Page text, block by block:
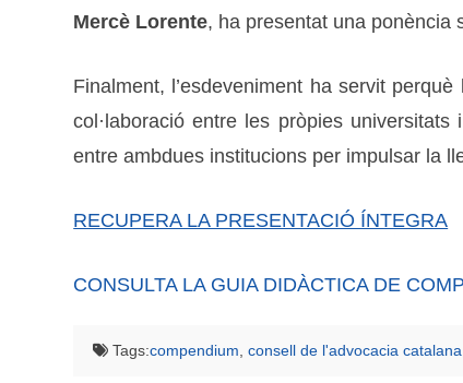
Mercè Lorente, ha presentat una ponència
Finalment, l’esdeveniment ha servit
col·laboració entre les pròpies
entre ambdues institucions per impulsar la
RECUPERA LA PRESENTACIÓ ÍNTEGRA
CONSULTA LA GUIA DIDÀCTICA DE
Tags:compendium, consell de l'advocacia catalana